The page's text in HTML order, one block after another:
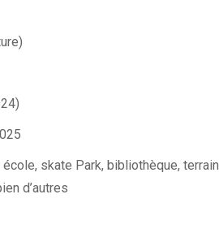
skate Park, bibliothèque, terrain
d’autres